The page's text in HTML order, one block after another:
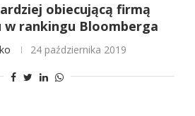
obiecującą firmą
w rankingu Bloomberga
24 października 2019